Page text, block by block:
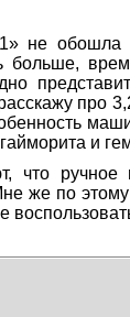
не
больше,
про
и
что
же по этому